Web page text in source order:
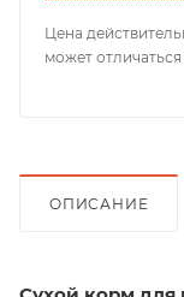
Цена
может
ОПИСАНИЕ